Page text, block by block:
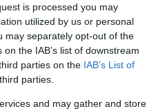
is processed you may
utilized by us or personal
may separately opt-out of the
the IAB’s list of downstream
parties on the IAB’s List of
parties.
and may gather and store